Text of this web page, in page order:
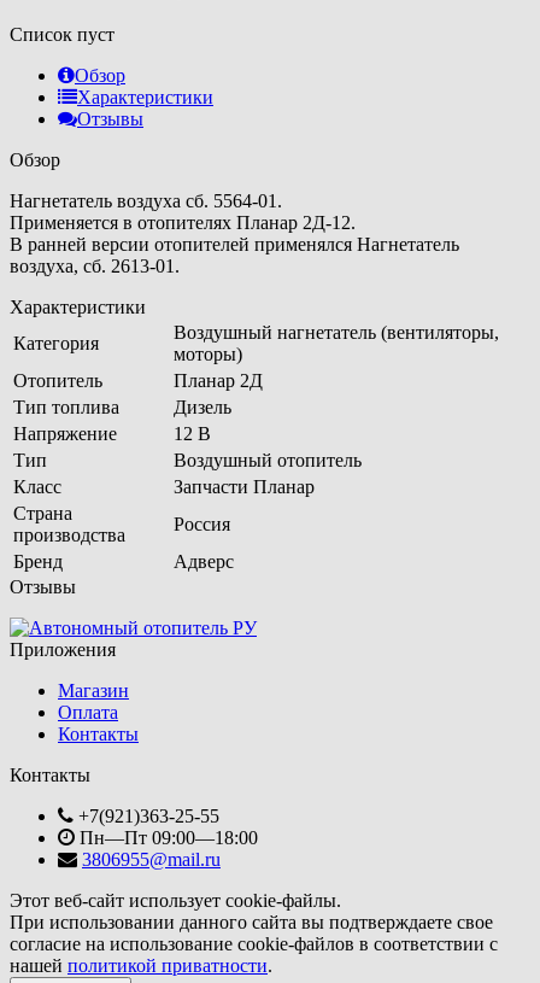
Список пуст
Обзор
Характеристики
Отзывы
Обзор
Нагнетатель воздуха сб. 5564-01.
Применяется в отопителях Планар 2Д-12.
В ранней версии отопителей применялся Нагнетатель
воздуха, сб. 2613-01.
Характеристики
Категория
Воздушный нагнетатель (вентиляторы,
моторы)
Отопитель
Планар 2Д
Тип топлива
Дизель
Напряжение
12 В
Тип
Воздушный отопитель
Класс
Запчасти Планар
Страна
производства
Россия
Бренд
Адверс
Отзывы
Приложения
Магазин
Оплата
Контакты
Контакты
+7(921)363-25-55
Пн—Пт 09:00—18:00
3806955@mail.ru
Этот веб-сайт использует cookie-файлы.
При использовании данного сайта вы подтверждаете свое
согласие на использование cookie-файлов в соответствии с
нашей политикой приватности.